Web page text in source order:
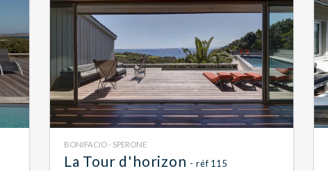
BONIFACIO - SPERONE
La Tour d'horizon - réf 115